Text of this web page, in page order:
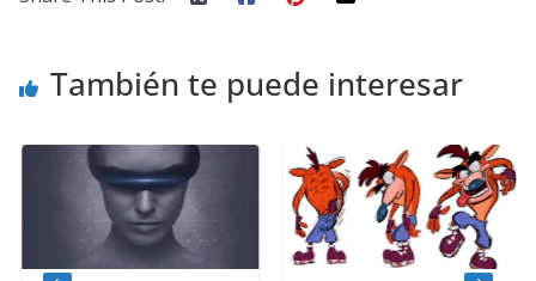
También te puede interesar